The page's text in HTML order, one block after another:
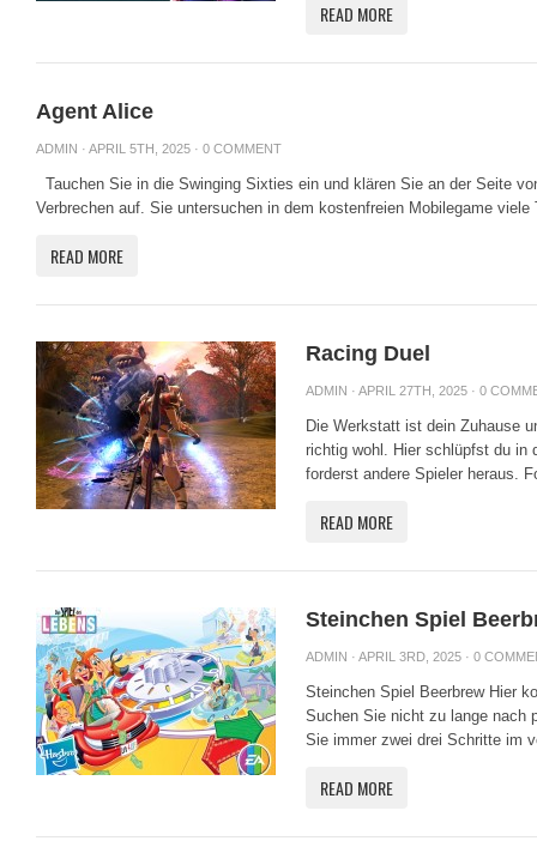
READ MORE
Agent Alice
ADMIN · APRIL 5TH, 2025 · 0 COMMENT
Tauchen Sie in die Swinging Sixties ein und klären Sie an der Seite
Verbrechen auf. Sie untersuchen in dem kostenfreien Mobilegame viele
READ MORE
Racing Duel
ADMIN · APRIL 27TH, 2025 · 0
Die Werkstatt ist dein Zuhause
richtig wohl. Hier schlüpfst du in
forderst andere Spieler heraus.
READ MORE
Steinchen Spiel
ADMIN · APRIL 3RD, 2025 · 0
Steinchen Spiel Beerbrew Hier
Suchen Sie nicht zu lange nach
Sie immer zwei drei Schritte im
READ MORE